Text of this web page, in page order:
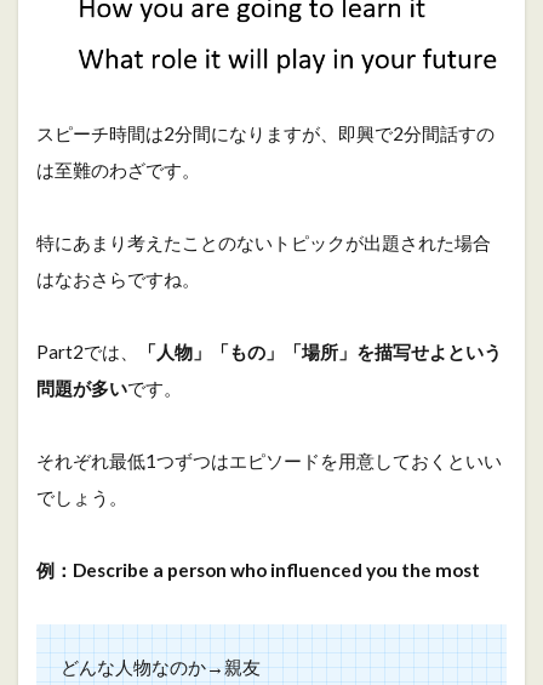
スピーチ時間は2分間になりますが、即興で2分間話すの
は至難のわざです。
特にあまり考えたことのないトピックが出題された場合
はなおさらですね。
Part2では、
「人物」「もの」「場所」を描写せよという
問題が多いです。
それぞれ最低1つずつはエピソードを用意しておくといい
でしょう。
例：Describe a person who influenced you the most
どんな人物なのか→親友